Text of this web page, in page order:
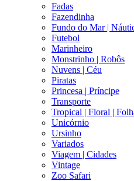
Fadas
Fazendinha
Fundo do Mar |
Futebol
Marinheiro
Monstrinho | Robôs
Nuvens | Céu
Piratas
Princesa | Príncipe
Transporte
Tropical | Floral |
Unicórnio
Ursinho
Variados
Viagem | Cidades
Vintage
Zoo Safari